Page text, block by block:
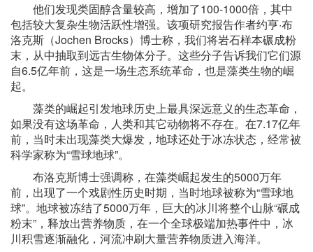
他们发现类固醇含量较高，增加了100-1000倍，其中
包括较大复杂生物活跃性增强。该项研究报告作者约亨·布
洛克斯（Jochen Brocks）博士称，我们将岩石样本碾成粉
末，从中抽取到远古生物体分子。这些分子告诉我们它们源
自6.5亿年前，这是一场生态系统革命，也是藻类生物的崛
起。
藻类的崛起引发地球历史上最具深远意义的生态革命，
如果没有这场革命，人类和其它动物将不存在。在7.17亿年
前，当时未出现藻类大爆发，地球还处于冰冻状态，经常被
科学家称为“雪球地球”。
布洛克斯博士强调称，在藻类崛起发生的5000万年
前，出现了一个戏剧性历史时期，当时地球被称为“雪球地
球”。地球被冻结了5000万年，巨大的冰川将整个山脉“碾成
粉末”，释放出营养物质，在一个全球极端加热事件中，冰
川积雪逐渐融化，河流冲刷大量营养物质进入海洋。